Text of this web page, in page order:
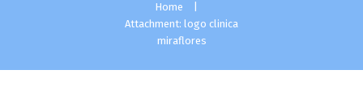
Home
Attachment: logo clinica
miraflores